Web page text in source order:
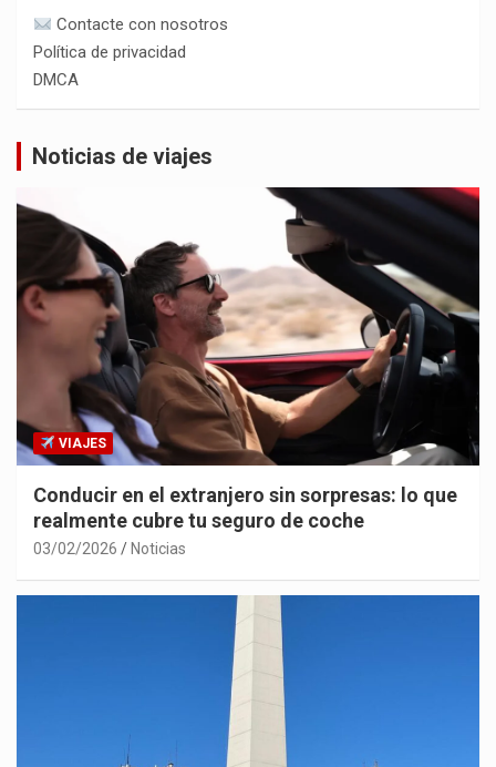
Contacte con nosotros
Política de privacidad
DMCA
Noticias de viajes
VIAJES
Conducir en el extranjero sin sorpresas: lo que
realmente cubre tu seguro de coche
03/02/2026 Noticias